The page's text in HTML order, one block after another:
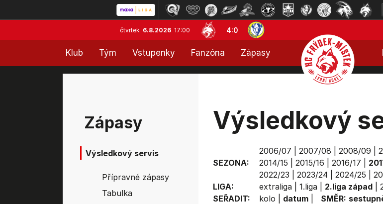
čtvrtek 6.8.2026 17:00 4:0
Klub Tým Vstupenky Fanzóna Zápasy
Zápasy
Výsledkový servis
Přípravné zápasy
Tabulka
Výsledkový
SEZONA:
2006/07 2007/08 2008/09
2014/15
2015/16 2016/17
2022/23
2023/24 2024/25
LIGA:
extraliga| 1.liga| 2.liga západ|
SEŘADIT:
kolo datum| SMĚR: